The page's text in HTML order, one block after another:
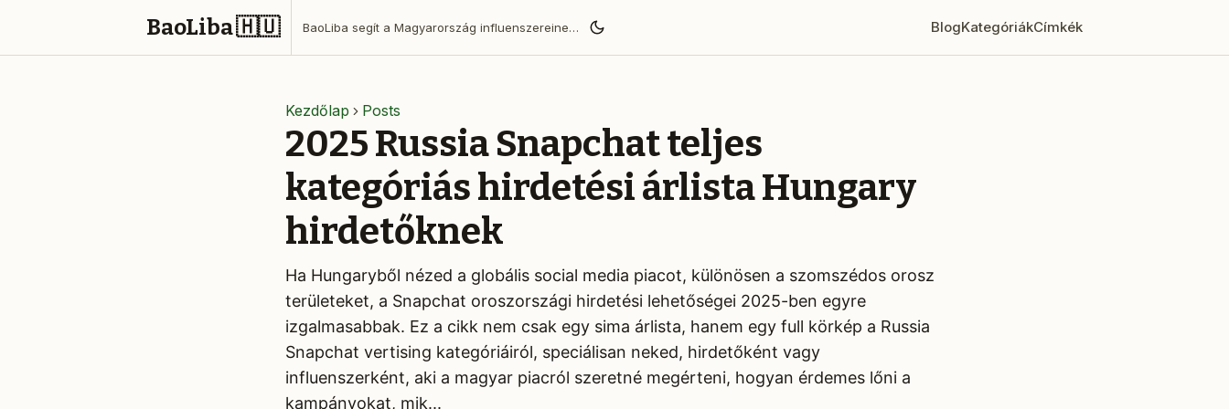
BaoLiba 🇭🇺 BaoLiba segít a Magyarország influenszereinek globális közönséget elérni és megbízható márkapartnerségeket építeni. BlogKategóriákCímkék
Kezdőlap Posts
2025 Russia Snapchat teljes
kategóriás hirdetési árlista Hungary
hirdetőknek
Ha Hungaryből nézed a globális social media piacot, különösen a szomszédos orosz
területeket, a Snapchat oroszországi hirdetési lehetőségei 2025-ben egyre
izgalmasabbak. Ez a cikk nem csak egy sima árlista, hanem egy full körkép a Russia
Snapchat vertising kategóriáiról, speciálisan neked, hirdetőként vagy
influenszerként, aki a magyar piacról szeretné megérteni, hogyan érdemes lőni a
kampányokat, mik...